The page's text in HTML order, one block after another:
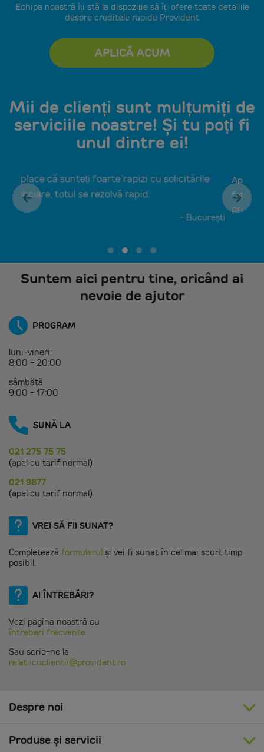
Echipa noastră îți stă la dispoziție să îți ofere toate detaliile
despre creditele rapide Provident
APLICĂ ACUM
Mii de clienți sunt mulțumiți de
serviciile noastre! Și tu poți fi
unul dintre ei!
Apreciez atitudinea, comportamentul angajaților
față de clienți și operativitatea în rezolvarea
problemelor clienților.
Suntem aici pentru tine, oricând ai
nevoie de ajutor
PROGRAM
luni-vineri:
8:00 - 20:00
sâmbătă
9:00 - 17:00
SUNĂ LA
021 275 75 75
(apel cu tarif normal)
021 9877
(apel cu tarif normal)
VREI SĂ FII SUNAT?
Completează formularul și vei fi sunat în cel mai scurt timp
posibil.
AI ÎNTREBĂRI?
Vezi pagina noastră cu
întrebari frecvente
Sau scrie-ne la
relatiicuclientii@provident.ro
Despre noi
Produse și servicii